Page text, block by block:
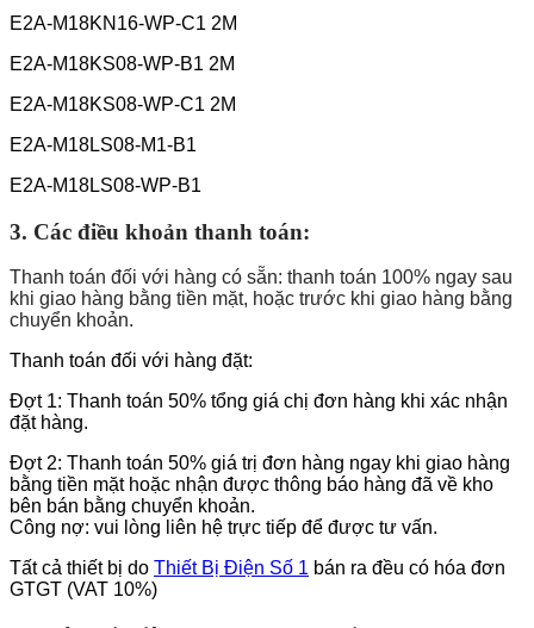
E2A-M18KN16-WP-C1 2M
E2A-M18KS08-WP-B1 2M
E2A-M18KS08-WP-C1 2M
E2A-M18LS08-M1-B1
E2A-M18LS08-WP-B1
3. Các điều khoản thanh toán:
Thanh toán đối với hàng có sẵn: thanh toán 100% ngay sau
khi giao hàng bằng tiền mặt, hoặc trước khi giao hàng bằng
chuyển khoản.
Thanh toán đối với hàng đặt:
Đợt 1: Thanh toán 50% tổng giá chị đơn hàng khi xác nhận
đặt hàng.
Đợt 2: Thanh toán 50% giá trị đơn hàng ngay khi giao hàng
bằng tiền mặt hoặc nhận được thông báo hàng đã về kho
bên bán bằng chuyển khoản.
Công nợ: vui lòng liên hệ trực tiếp để được tư vấn.
Tất cả thiết bị do Thiết Bị Điện Số 1 bán ra đều có hóa đơn
GTGT (VAT 10%)